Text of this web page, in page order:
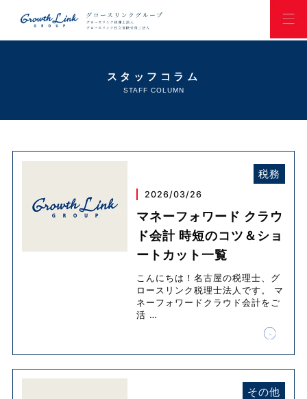
スタッフコラム
STAFF COLUMN
税務
2026/03/26
マネーフォワード クラウ
ド会計 時短のコツ＆ショ
ートカット一覧
こんにちは！名古屋の税理士、グ
ロースリンク税理士法人です。 マ
ネーフォワードクラウド会計をご
活 …
その他